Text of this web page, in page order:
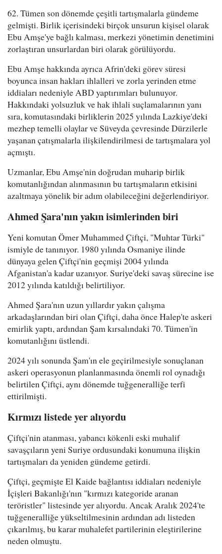
62. Tümen son dönemde çeşitli tartışmalarla gündeme
gelmişti. Birlik içerisindeki birçok unsurun kişisel olarak
Ebu Amşe'ye bağlı kalması, merkezi yönetimin denetimini
zorlaştıran unsurlardan biri olarak görülüyordu.
Ebu Amşe hakkında ayrıca Afrin'deki görev süresi
boyunca insan hakları ihlalleri ve zorla yerinden etme
iddiaları nedeniyle ABD yaptırımları bulunuyor.
Hakkındaki yolsuzluk ve hak ihlali suçlamalarının yanı
sıra, komutasındaki birliklerin 2025 yılında Lazkiye'deki
mezhep temelli olaylar ve Süveyda çevresinde Dürzilerle
yaşanan çatışmalarla ilişkilendirilmesi de tartışmalara yol
açmıştı.
Uzmanlar, Ebu Amşe'nin doğrudan muharip birlik
komutanlığından alınmasının bu tartışmaların etkisini
azaltmaya yönelik bir adım olabileceğini değerlendiriyor.
Ahmed Şara'nın yakın isimlerinden biri
Yeni komutan Ömer Muhammed Çiftçi, "Muhtar Türki"
ismiyle de tanınıyor. 1980 yılında Osmaniye ilinde
dünyaya gelen Çiftçi'nin geçmişi 2004 yılında
Afganistan'a kadar uzanıyor. Suriye'deki savaş sürecine ise
2012 yılında katıldığı belirtiliyor.
Ahmed Şara'nın uzun yıllardır yakın çalışma
arkadaşlarından biri olan Çiftçi, daha önce Halep'te askeri
emirlik yaptı, ardından Şam kırsalındaki 70. Tümen'in
komutanlığını üstlendi.
2024 yılı sonunda Şam'ın ele geçirilmesiyle sonuçlanan
askeri operasyonun planlanmasında önemli rol oynadığı
belirtilen Çiftçi, aynı dönemde tuğgeneralliğe terfi
ettirilmişti.
Kırmızı listede yer alıyordu
Çiftçi'nin atanması, yabancı kökenli eski muhalif
savaşçıların yeni Suriye ordusundaki konumuna ilişkin
tartışmaları da yeniden gündeme getirdi.
Çiftçi, geçmişte El Kaide bağlantısı iddiaları nedeniyle
İçişleri Bakanlığı'nın "kırmızı kategoride aranan
teröristler" listesinde yer alıyordu. Ancak Aralık 2024'te
tuğgeneralliğe yükseltilmesinin ardından adı listeden
çıkarılmış, bu karar muhalefet partilerinin eleştirilerine
neden olmuştu.